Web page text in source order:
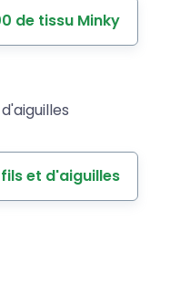
de tissu Minky
et d'aiguilles